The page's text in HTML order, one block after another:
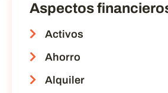
Aspectos
Activos
Ahorro
Alquiler